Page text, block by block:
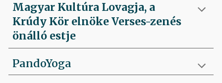
Magyar Kultúra Lovagja, a
Krúdy Kör elnöke Verses-zenés
önálló estje
PandoYoga